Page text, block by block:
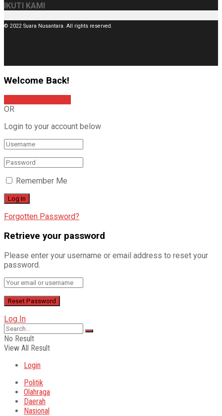
IKUTI KAMI
© 2022 Suara Nusantara. All rights reserved.
Welcome Back!
OR
Login to your account below
Remember Me
Forgotten Password?
Retrieve your password
Please enter your username or email address to reset your
password.
Log In
No Result
View All Result
Login
Politik
Olahraga
Daerah
Nasional